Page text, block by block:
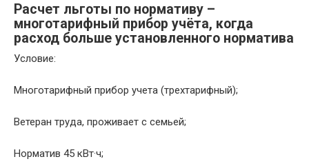
Расчет льготы по нормативу –
многотарифный прибор учёта, когда
расход больше установленного норматива
Условие:
Многотарифный прибор учета (трехтарифный);
Ветеран труда, проживает с семьей;
Норматив 45 кВт·ч;